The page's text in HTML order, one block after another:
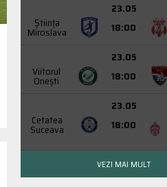
Știința
Miroslava
23.05
18:00
Viitorul
Onești
23.05
18:00
Cetatea
Suceava
23.05
18:00
VEZI MAI MULT